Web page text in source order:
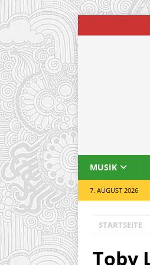
MUSIK
7. AUGUST 2026
STARTSEITE
Toby